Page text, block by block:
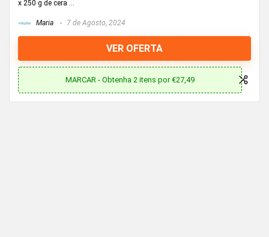
x 250 g de cera ...
Maria 7 de Agosto, 2024
VER OFERTA
MARCAR - Obtenha 2 itens por €27,49